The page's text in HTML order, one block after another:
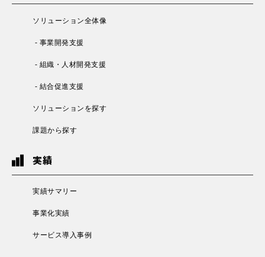
ソリューション全体像
- 事業開発支援
- 組織・人材開発支援
- 結合促進支援
ソリューションを探す
課題から探す
実績
実績サマリー
事業化実績
サービス導入事例